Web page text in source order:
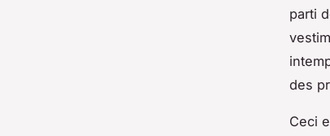
parti
des
Ceci